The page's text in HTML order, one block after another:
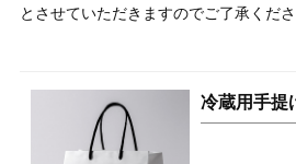
とさせていただきますのでご了承くだ
冷蔵用手提